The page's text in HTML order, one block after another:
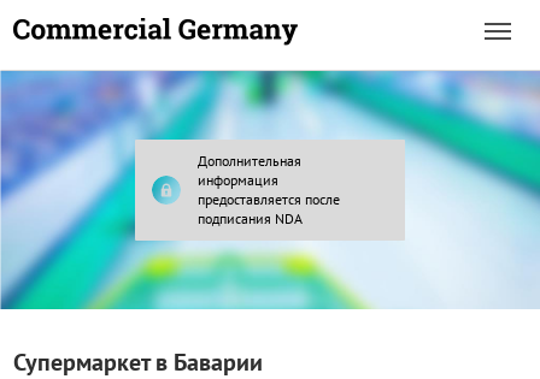
Дополнительная
информация
предоставляется после
подписания NDA
Супермаркет в Баварии